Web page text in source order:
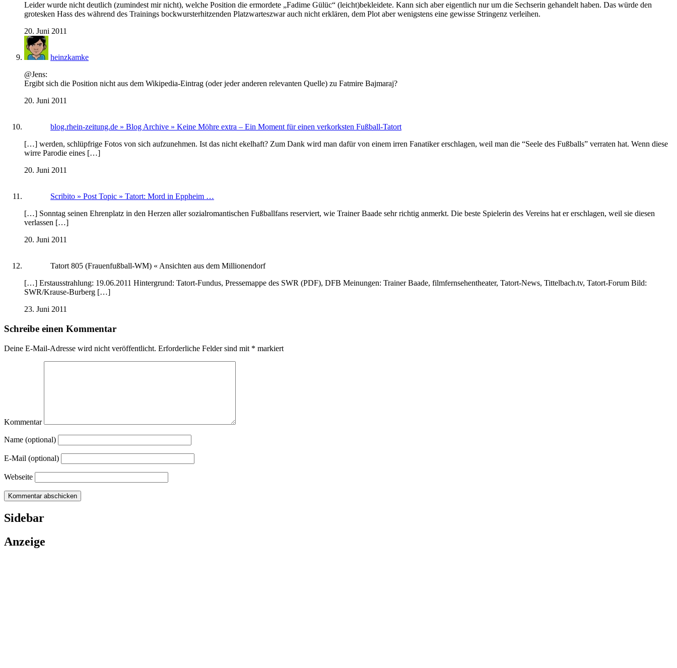
Leider wurde nicht deutlich (zumindest mir nicht), welche Position die ermordete „Fadime Gülüc“ (leicht)bekleidete. Kann sich aber eigentlich nur um die Sechserin gehandelt haben. Das würde den
grotesken Hass des während des Trainings bockwursterhitzenden Platzwarteszwar auch nicht erklären, dem Plot aber wenigstens eine gewisse Stringenz verleihen.
20. Juni 2011
heinzkamke
@Jens:
Ergibt sich die Position nicht aus dem Wikipedia-Eintrag (oder jeder anderen relevanten Quelle) zu Fatmire Bajmaraj?
20. Juni 2011
blog.rhein-zeitung.de » Blog Archive » Keine Möhre extra – Ein Moment für einen verkorksten Fußball-Tatort
[…] werden, schlüpfrige Fotos von sich aufzunehmen. Ist das nicht ekelhaft? Zum Dank wird man dafür von einem irren Fanatiker erschlagen, weil man die “Seele des Fußballs” verraten hat. Wenn diese
wirre Parodie eines […]
20. Juni 2011
Scribito » Post Topic » Tatort: Mord in Eppheim …
[…] Sonntag seinen Ehrenplatz in den Herzen aller sozialromantischen Fußballfans reserviert, wie Trainer Baade sehr richtig anmerkt. Die beste Spielerin des Vereins hat er erschlagen, weil sie diesen
verlassen […]
20. Juni 2011
Tatort 805 (Frauenfußball-WM) « Ansichten aus dem Millionendorf
[…] Erstausstrahlung: 19.06.2011 Hintergrund: Tatort-Fundus, Pressemappe des SWR (PDF), DFB Meinungen: Trainer Baade, filmfernsehentheater, Tatort-News, Tittelbach.tv, Tatort-Forum Bild:
SWR/Krause-Burberg […]
23. Juni 2011
Schreibe einen Kommentar
Deine E-Mail-Adresse wird nicht veröffentlicht. Erforderliche Felder sind mit * markiert
Kommentar
Name (optional)
E-Mail (optional)
Webseite
Sidebar
Anzeige